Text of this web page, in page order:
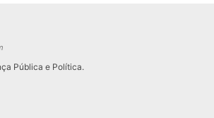
Pública e Política.